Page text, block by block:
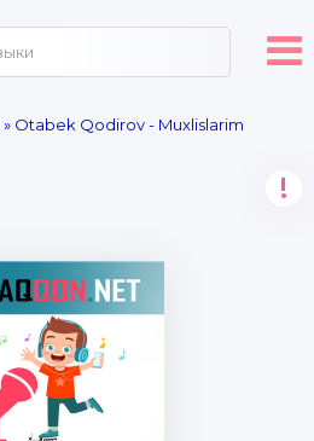
» Otabek Qodirov - Muxlislarim
!